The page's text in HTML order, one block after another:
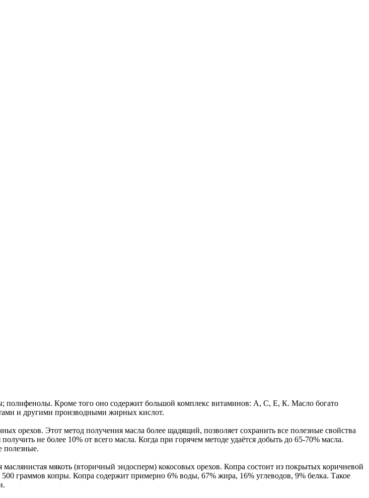
полифенолы. Кроме того оно содержит большой комплекс витаминов: А, С, Е, К. Масло богато
и другими производными жирных кислот.
орехов. Этот метод получения масла более щадящий, позволяет сохранить все полезные свойства
не более 10% от всего масла. Когда при горячем методе удаётся добыть до 65-70% масла.
полезные.
мякоть (вторичный эндосперм) кокосовых орехов. Копра состоит из покрытых коричневой
граммов копры. Копра содержит примерно 6% воды, 67% жира, 16% углеводов, 9% белка. Такое